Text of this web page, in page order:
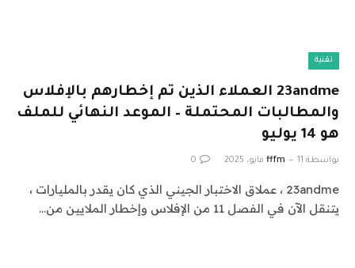
تقنية
23andme العملاء الذين تم إخطارهم بالإفلاس
والمطالبات المحتملة – الموعد النهائي للملف
هو 14 يوليو
بواسطة fffm 11 مايو، 2025 0
23andme ، عملاق الاختبار الجيني الذي كان يقدر بالمليارات ،
يتنقل الآن في الفصل 11 من الإفلاس وإخطار الملايين من…